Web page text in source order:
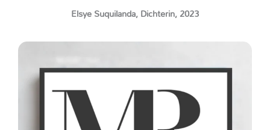
Elsye Suquilanda, Dichterin, 2023